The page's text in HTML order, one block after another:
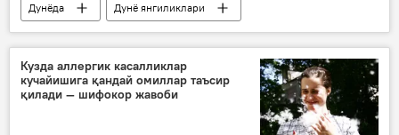
Дунёда
Дунё янгиликлари
Украина
Германия
Кузда аллергик касалликлар
кучайишига қандай омиллар таъсир
қилади — шифокор жавоби